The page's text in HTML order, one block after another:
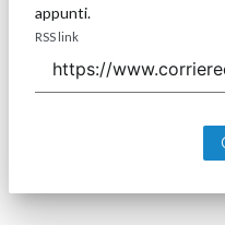
appunti.
RSS link